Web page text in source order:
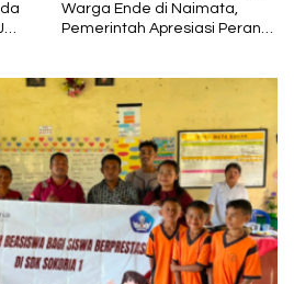
Warga Ende di Naimata,
Pemerintah Apresiasi Peran